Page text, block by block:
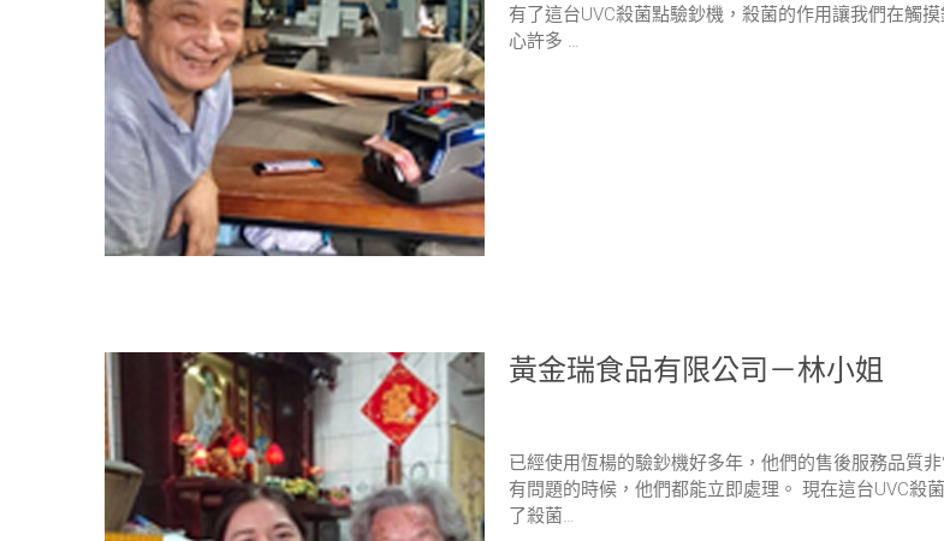
有了這台UVC殺菌點驗鈔機，殺菌的作用讓我們在觸
心許多 …
黃金瑞食品有限公司－林小姐
已經使用恆楊的驗鈔機好多年，他們的售後服務品質
有問題的時候，他們都能立即處理。 現在這台UVC殺
了殺菌…